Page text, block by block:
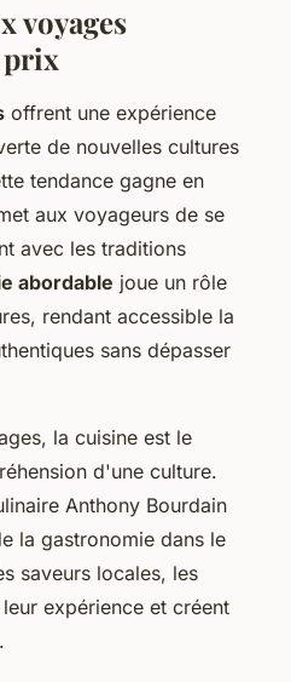
voyages
prix
offrent une expérience
de nouvelles cultures
tendance gagne en
aux voyageurs de se
avec les traditions
abordable joue un rôle
rendant accessible la
sans dépasser
la cuisine est le
d'une culture.
Anthony Bourdain
la gastronomie dans le
saveurs locales, les
expérience et créent